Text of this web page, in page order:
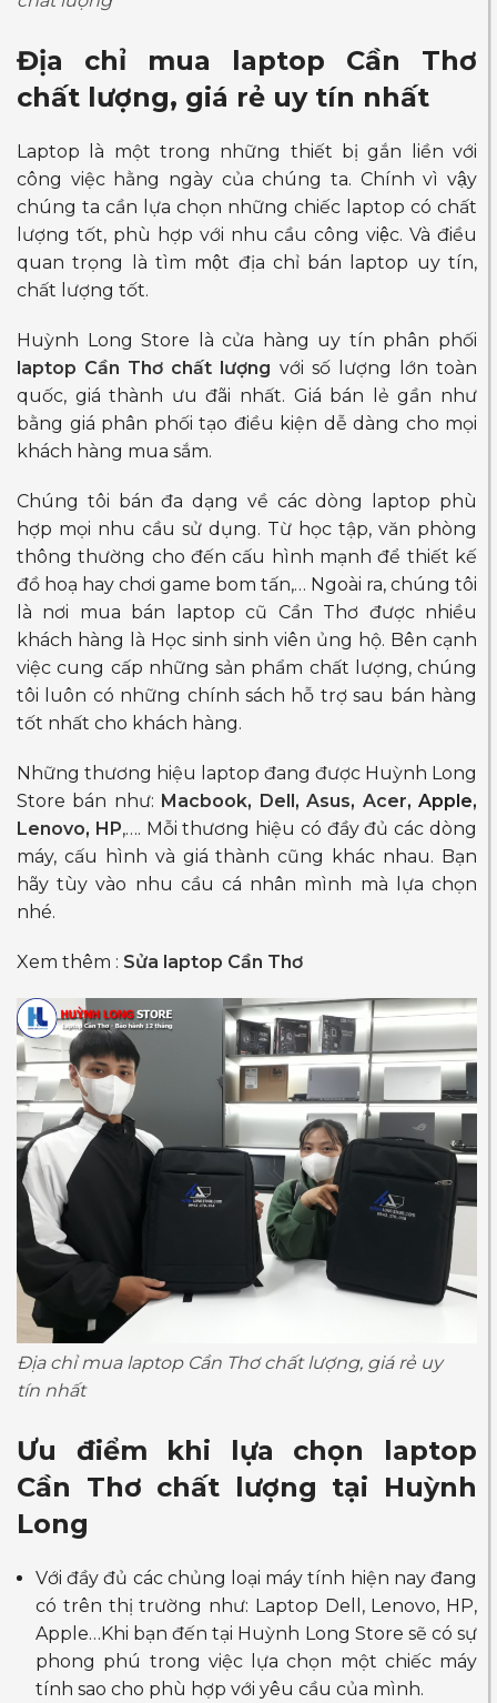
Địa chỉ mua laptop Cần Thơ
chất lượng, giá rẻ uy tín nhất
Laptop là một trong những thiết bị gắn liền với
công việc hằng ngày của chúng ta. Chính vì vậy
chúng ta cần lựa chọn những chiếc laptop có chất
lượng tốt, phù hợp với nhu cầu công việc. Và điều
quan trọng là tìm một địa chỉ bán laptop uy tín,
chất lượng tốt.
Huỳnh Long Store là cửa hàng uy tín phân phối
laptop Cần Thơ chất lượng với số lượng lớn toàn
quốc, giá thành ưu đãi nhất. Giá bán lẻ gần như
bằng giá phân phối tạo điều kiện dễ dàng cho mọi
khách hàng mua sắm.
Chúng tôi bán đa dạng về các dòng laptop phù
hợp mọi nhu cầu sử dụng. Từ học tập, văn phòng
thông thường cho đến cấu hình mạnh để thiết kế
đồ hoạ hay chơi game bom tấn,… Ngoài ra, chúng tôi
là nơi mua bán laptop cũ Cần Thơ được nhiều
khách hàng là Học sinh sinh viên ủng hộ. Bên cạnh
việc cung cấp những sản phẩm chất lượng, chúng
tôi luôn có những chính sách hỗ trợ sau bán hàng
tốt nhất cho khách hàng.
Những thương hiệu laptop đang được Huỳnh Long
Store bán như: Macbook, Dell,Asus, Acer, Apple,
Lenovo, HP,…. Mỗi thương hiệu có đầy đủ các dòng
máy, cấu hình và giá thành cũng khác nhau. Bạn
hãy tùy vào nhu cầu cá nhân mình mà lựa chọn
nhé.
Xem thêm : Sửa laptop Cần Thơ
Địa chỉ mua laptop Cần Thơ chất lượng, giá rẻ uy
tín nhất
Ưu điểm khi lựa chọn laptop
Cần Thơ chất lượng tại Huỳnh
Long
Với đầy đủ các chủng loại máy tính hiện nay đang
có trên thị trường như: Laptop Dell, Lenovo, HP,
Apple…Khi bạn đến tại Huỳnh Long Store sẽ có sự
phong phú trong việc lựa chọn một chiếc máy
tính sao cho phù hợp với yêu cầu của mình.